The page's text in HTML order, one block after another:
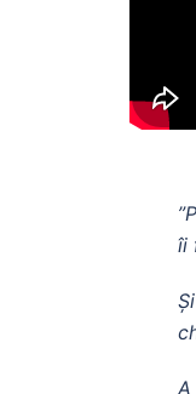
”
îi
A